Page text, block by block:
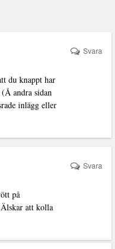
du knappt har
andra sidan
inlägg eller
Svara
på
att kolla
Svara